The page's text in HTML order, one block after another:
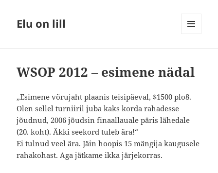
Elu on lill
WSOP 2012 – esimene nädal
„Esimene võrujaht plaanis teisipäeval, $1500 plo8.
Olen sellel turniiril juba kaks korda rahadesse
jõudnud, 2006 jõudsin finaallauale päris lähedale
(20. koht). Äkki seekord tuleb ära!“
Ei tulnud veel ära. Jäin hoopis 15 mängija kaugusele
rahakohast. Aga jätkame ikka järjekorras.